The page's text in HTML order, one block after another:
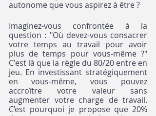
autonome que vous aspirez à être ?
Imaginez-vous confrontée à la
question : "Où devez-vous consacrer
votre temps au travail pour avoir
plus de temps pour vous-même ?"
C'est là que la règle du 80/20 entre en
jeu. En investissant stratégiquement
en vous-même, vous pouvez
accroître votre valeur sans
augmenter votre charge de travail.
C’est pourquoi je propose que 20%